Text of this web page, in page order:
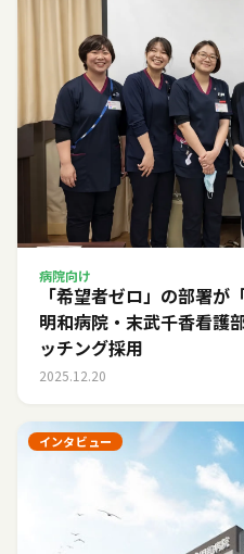
病院向け
「希望者ゼロ」の部署が
明和病院・末武千香看護
ッチング採用
2025.12.20
インタビュー